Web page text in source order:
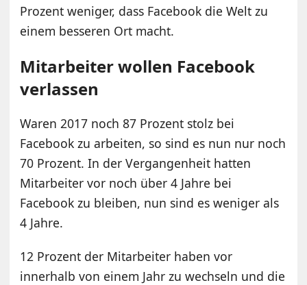
Prozent weniger, dass Facebook die Welt zu
einem besseren Ort macht.
Mitarbeiter wollen Facebook
verlassen
Waren 2017 noch 87 Prozent stolz bei
Facebook zu arbeiten, so sind es nun nur noch
70 Prozent. In der Vergangenheit hatten
Mitarbeiter vor noch über 4 Jahre bei
Facebook zu bleiben, nun sind es weniger als
4 Jahre.
12 Prozent der Mitarbeiter haben vor
innerhalb von einem Jahr zu wechseln und die